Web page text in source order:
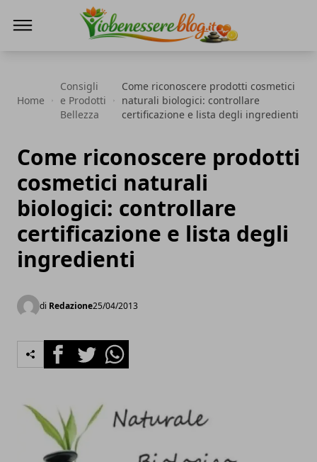
Home
Consigli
e Prodotti
Bellezza
Come riconoscere prodotti cosmetici
naturali biologici: controllare
certificazione e lista degli ingredienti
Come riconoscere prodotti
cosmetici naturali
biologici: controllare
certificazione e lista degli
ingredienti
di Redazione25/04/2013
FacebookTwitterWhatsapp